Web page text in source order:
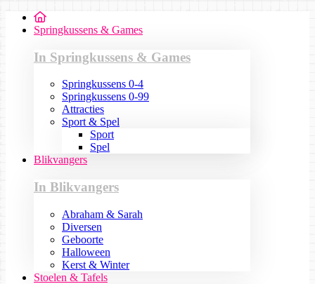
Springkussens & Games
In Springkussens & Games
Springkussens 0-4
Springkussens 0-99
Attracties
Sport & Spel
Sport
Spel
Blikvangers
In Blikvangers
Abraham & Sarah
Diversen
Geboorte
Halloween
Kerst & Winter
Stoelen & Tafels